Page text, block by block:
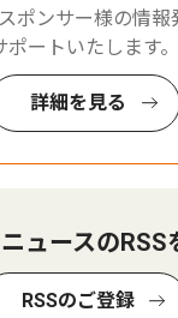
ポンサー様の情報
ポートいたします。
詳細を見る
ュースのRSS
RSSのご登録